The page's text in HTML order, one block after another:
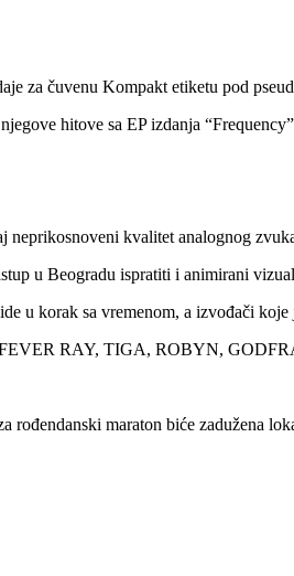
za čuvenu Kompakt etiketu pod
hitove sa EP izdanja
kvalitet analognog
u Beogradu ispratiti i animirani
u korak sa vremenom, a izvođači
RAY, TIGA, ROBYN,
rođendanski maraton biće zadužena